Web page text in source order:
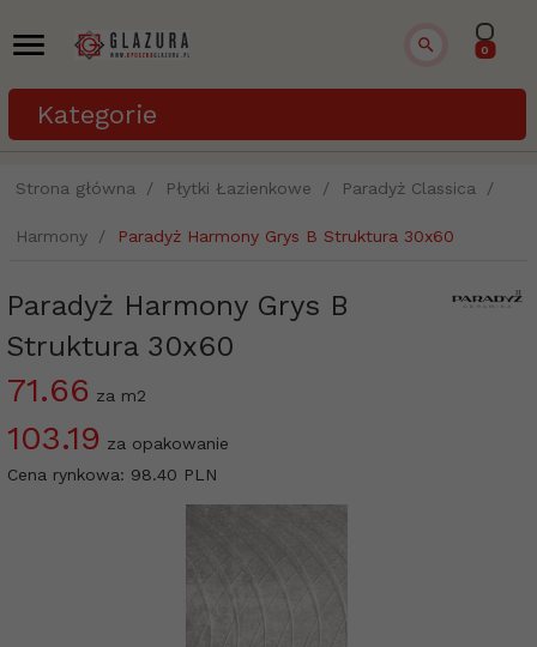
Kategorie
0
Strona główna Płytki Łazienkowe Paradyż Classica
Harmony Paradyż Harmony Grys B Struktura 30x60
Paradyż Harmony Grys B
Struktura 30x60
71.66 za m2
103.19 za opakowanie
Cena rynkowa: 98.40 PLN